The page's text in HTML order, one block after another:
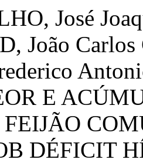
José
João
E
FEIJÃO
DÉFICIT